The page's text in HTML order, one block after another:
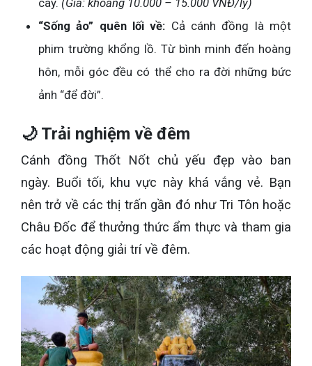
cây. (Giá: khoảng 10.000 – 15.000 VNĐ/ly)
“Sống ảo” quên lối về: Cả cánh đồng là một
phim trường khổng lồ. Từ bình minh đến hoàng
hôn, mỗi góc đều có thể cho ra đời những bức
ảnh “để đời”.
🌙 Trải nghiệm về đêm
Cánh đồng Thốt Nốt chủ yếu đẹp vào ban
ngày. Buổi tối, khu vực này khá vắng vẻ. Bạn
nên trở về các thị trấn gần đó như Tri Tôn hoặc
Châu Đốc để thưởng thức ẩm thực và tham gia
các hoạt động giải trí về đêm.